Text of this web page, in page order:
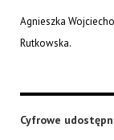
Agnieszka
Rutkowska.
Cyfrowe